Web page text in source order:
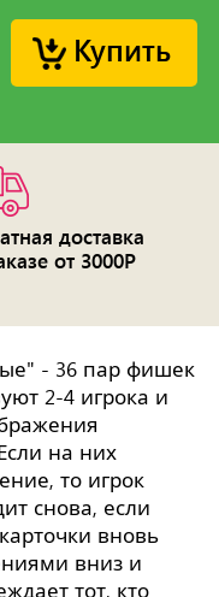
Купить
доставка
от 3000Р
- 36 пар фишек
2-4 игрока и
на них
то игрок
снова, если
вновь
вниз и
тот, кто